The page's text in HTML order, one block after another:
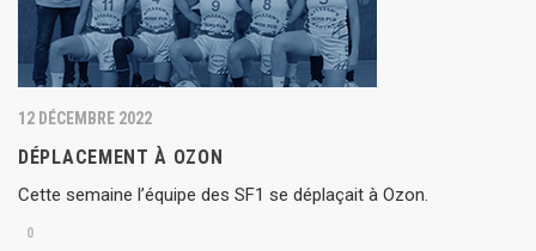
12 DÉCEMBRE 2022
DÉPLACEMENT À OZON
Cette semaine l’équipe des SF1 se déplaçait à Ozon.
0